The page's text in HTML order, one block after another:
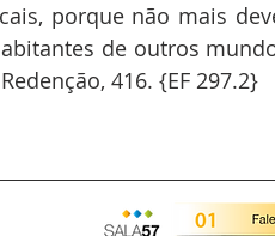
porque não mais
de outros
416. {EF 297.2}